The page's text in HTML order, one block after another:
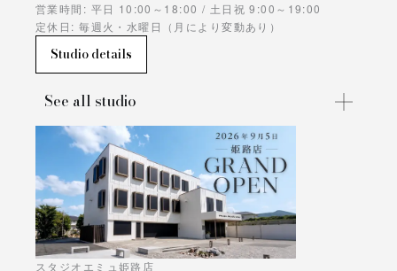
営業時間: 平日 10:00～18:00 / 土日祝 9:00～19:00
定休日: 毎週火・水曜日（月により変動あり）
Studio details
See all studio
スタジオエミュ姫路店